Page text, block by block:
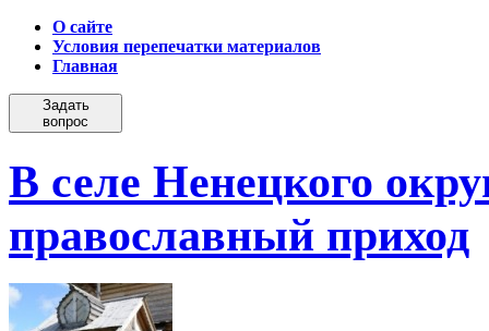
О сайте
Условия перепечатки материалов
Главная
Задать
вопрос
В селе Ненецкого
православный приход